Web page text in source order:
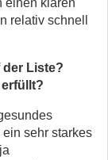
einen klaren
relativ schnell
der Liste?
sehr starkes